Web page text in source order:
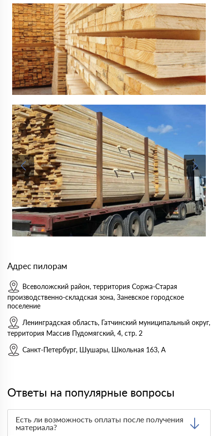
Адрес пилорам
Всеволожский район, территория Соржа-Старая
производственно-складская зона, Заневское городское
поселение
Ленинградская область, Гатчинский муниципальный округ,
территория Массив Пудомягский, 4, стр. 2
Санкт-Петербург, Шушары, Школьная 163, А
Ответы на популярные вопросы
Есть ли возможность оплаты после получения
материала?